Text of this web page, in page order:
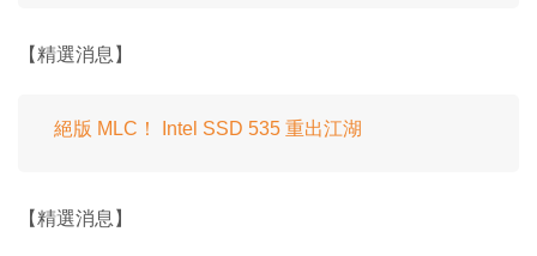
【精選消息】
絕版 MLC！ Intel SSD 535 重出江湖
【精選消息】